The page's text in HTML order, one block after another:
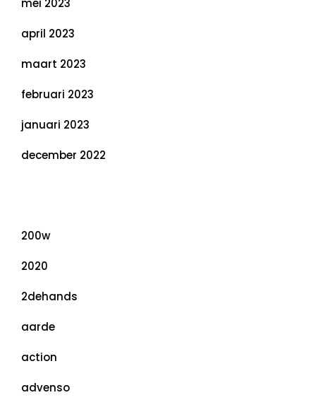
mei 2023
april 2023
maart 2023
februari 2023
januari 2023
december 2022
200w
2020
2dehands
aarde
action
advenso